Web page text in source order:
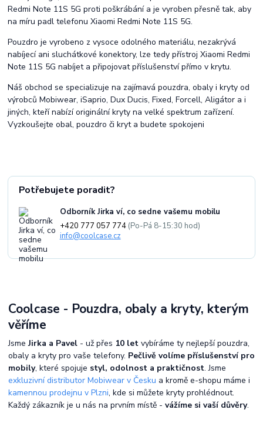
Potřebujete poradit?
Odborník Jirka ví, co sedne vašemu mobilu
+420 777 057 774 (Po-Pá 8-15:30 hod)
info@coolcase.cz
Redmi Note 11S 5G proti poškrábání a je vyroben přesně tak, aby
na míru padl telefonu Xiaomi Redmi Note 11S 5G.
Pouzdro je vyrobeno z vysoce odolného materiálu, nezakrývá
nabíjecí ani sluchátkové konektory, lze tedy přístroj Xiaomi Redmi
Note 11S 5G nabíjet a připojovat příslušenství přímo v krytu.
Náš obchod se specializuje na zajímavá pouzdra, obaly i kryty od
výrobců Mobiwear, iSaprio, Dux Ducis, Fixed, Forcell, Aligátor a i
jiných, kteří nabízí originální kryty na velké spektrum zařízení.
Vyzkoušejte obal, pouzdro či kryt a budete spokojeni
Coolcase - Pouzdra, obaly a kryty, kterým
věříme
JsmeJirka a Pavel - už přes 10 let vybíráme ty nejlepší pouzdra,
obaly a kryty pro vaše telefony. Pečlivě volíme příslušenství pro
mobily, které spojuje styl, odolnost a praktičnost. Jsme
exkluzivní distributor Mobiwear v Česku a kromě e-shopu máme i
kamennou prodejnu v Plzni, kde si můžete kryty prohlédnout.
Každý zákazník je u nás na prvním místě - vážíme si vaší důvěry.